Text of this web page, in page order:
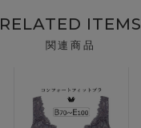
RELATED ITEMS
関連商品